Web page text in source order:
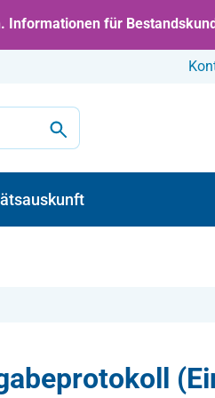
Informationen für